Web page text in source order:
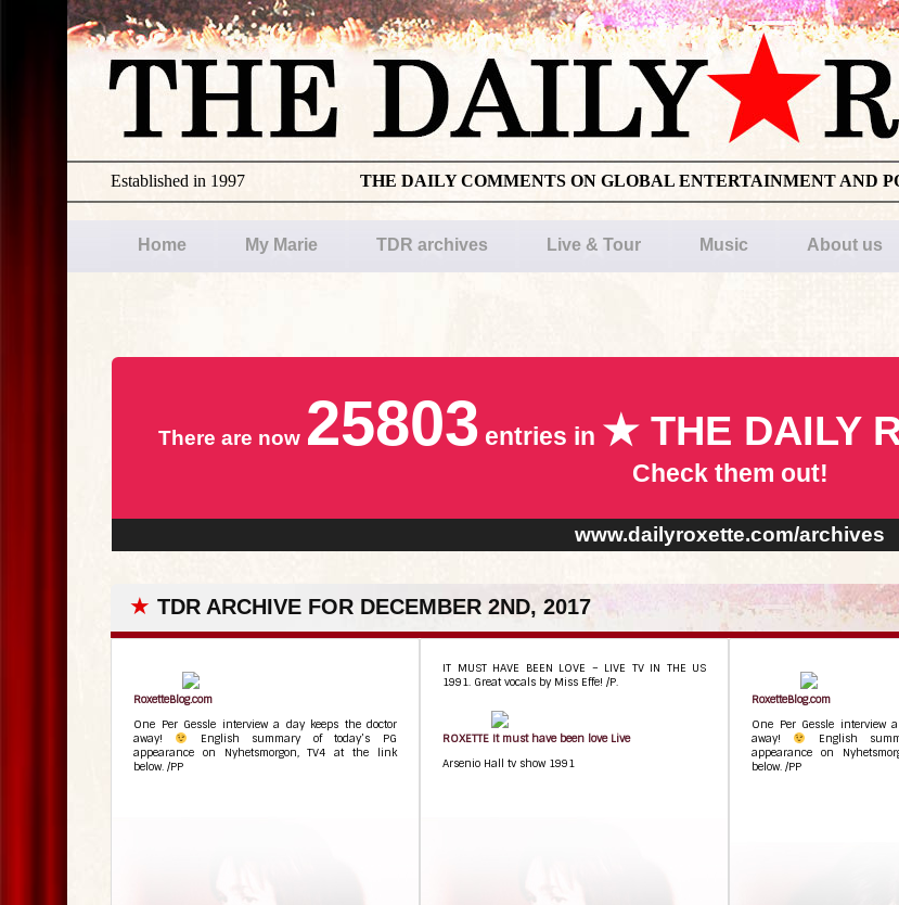
THE DAILY COMMENTS ON GLOBAL ENTERTAINMENT AND
Established in 1997
Home My Marie TDR archives Live & Tour Music About us
There are now 25803 entries in ★ THE DAILY
Check them out!
www.dailyroxette.com/archives
★ TDR ARCHIVE FOR DECEMBER 2ND, 2017
RoxetteBlog.com
One Per Gessle interview a day keeps the doctor
away!
English summary of today’s PG
appearance on Nyhetsmorgon, TV4 at the link
below. /PP
IT MUST HAVE BEEN LOVE – LIVE TV IN THE US
1991. Great vocals by Miss Effe! /P.
ROXETTE It must have been love Live
Arsenio Hall tv show 1991
RoxetteBlog.com
One Per Gessle interview
away!
English
appearance on
below. /PP